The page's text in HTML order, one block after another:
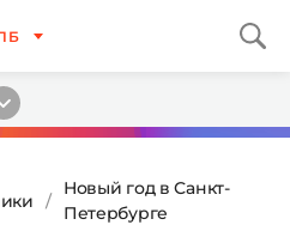
Новый год в Санкт-
Петербурге